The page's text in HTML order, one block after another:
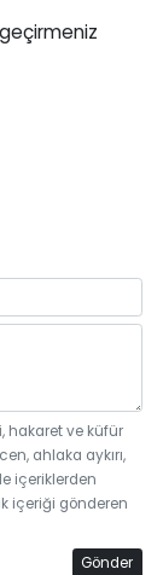
geçirmeniz
hakaret ve küfür
ahlaka aykırı,
içeriklerden
içeriği gönderen
Gönder